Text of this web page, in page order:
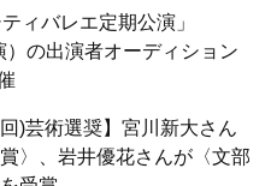
ィバレエ定期公演」
）の出演者オーディション
)芸術選奨】宮川新大さん
〉、岩井優花さんが〈文部